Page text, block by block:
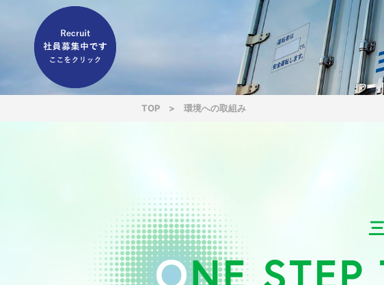
TOP > 環境への取組み